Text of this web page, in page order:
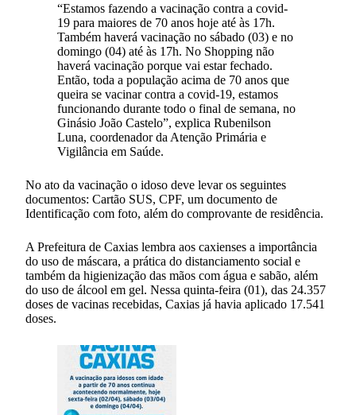
“Estamos fazendo a vacinação contra a covid-
19 para maiores de 70 anos hoje até às 17h.
Também haverá vacinação no sábado (03) e no
domingo (04) até às 17h. No Shopping não
haverá vacinação porque vai estar fechado.
Então, toda a população acima de 70 anos que
queira se vacinar contra a covid-19, estamos
funcionando durante todo o final de semana, no
Ginásio João Castelo”, explica Rubenilson
Luna, coordenador da Atenção Primária e
Vigilância em Saúde.
No ato da vacinação o idoso deve levar os seguintes
documentos: Cartão SUS, CPF, um documento de
Identificação com foto, além do comprovante de residência.
A Prefeitura de Caxias lembra aos caxienses a importância
do uso de máscara, a prática do distanciamento social e
também da higienização das mãos com água e sabão, além
do uso de álcool em gel. Nessa quinta-feira (01), das 24.357
doses de vacinas recebidas, Caxias já havia aplicado 17.541
doses.